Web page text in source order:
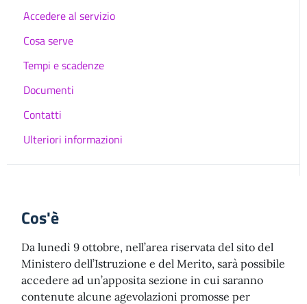
Accedere al servizio
Cosa serve
Tempi e scadenze
Documenti
Contatti
Ulteriori informazioni
Cos'è
Da lunedì 9 ottobre, nell’area riservata del sito del
Ministero dell’Istruzione e del Merito, sarà possibile
accedere ad un’apposita sezione in cui saranno
contenute alcune agevolazioni promosse per